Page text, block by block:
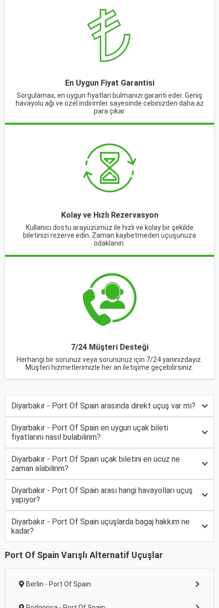
En Uygun Fiyat Garantisi
Sorgulamax, en uygun fiyatları bulmanızı garanti eder. Geniş
havayolu ağı ve özel indirimler sayesinde cebinizden daha az
para çıkar.
Kolay ve Hızlı Rezervasyon
Kullanıcı dostu arayüzümüz ile hızlı ve kolay bir şekilde
biletinizi rezerve edin. Zaman kaybetmeden uçuşunuza
odaklanın.
7/24 Müşteri Desteği
Herhangi bir sorunuz veya sorununuz için 7/24 yanınızdayız.
Müşteri hizmetlerimizle her an iletişime geçebilirsiniz.
Diyarbakır - Port Of Spain arasında direkt uçuş var mı?
Diyarbakır - Port Of Spain en uygun uçak bileti
fiyatlarını nasıl bulabilirim?
Diyarbakır - Port Of Spain uçak biletini en ucuz ne
zaman alabilirim?
Diyarbakır - Port Of Spain arası hangi havayolları uçuş
yapıyor?
Diyarbakır - Port Of Spain uçuşlarda bagaj hakkım ne
kadar?
Port Of Spain Varışlı Alternatif Uçuşlar
Berlin - Port Of Spain